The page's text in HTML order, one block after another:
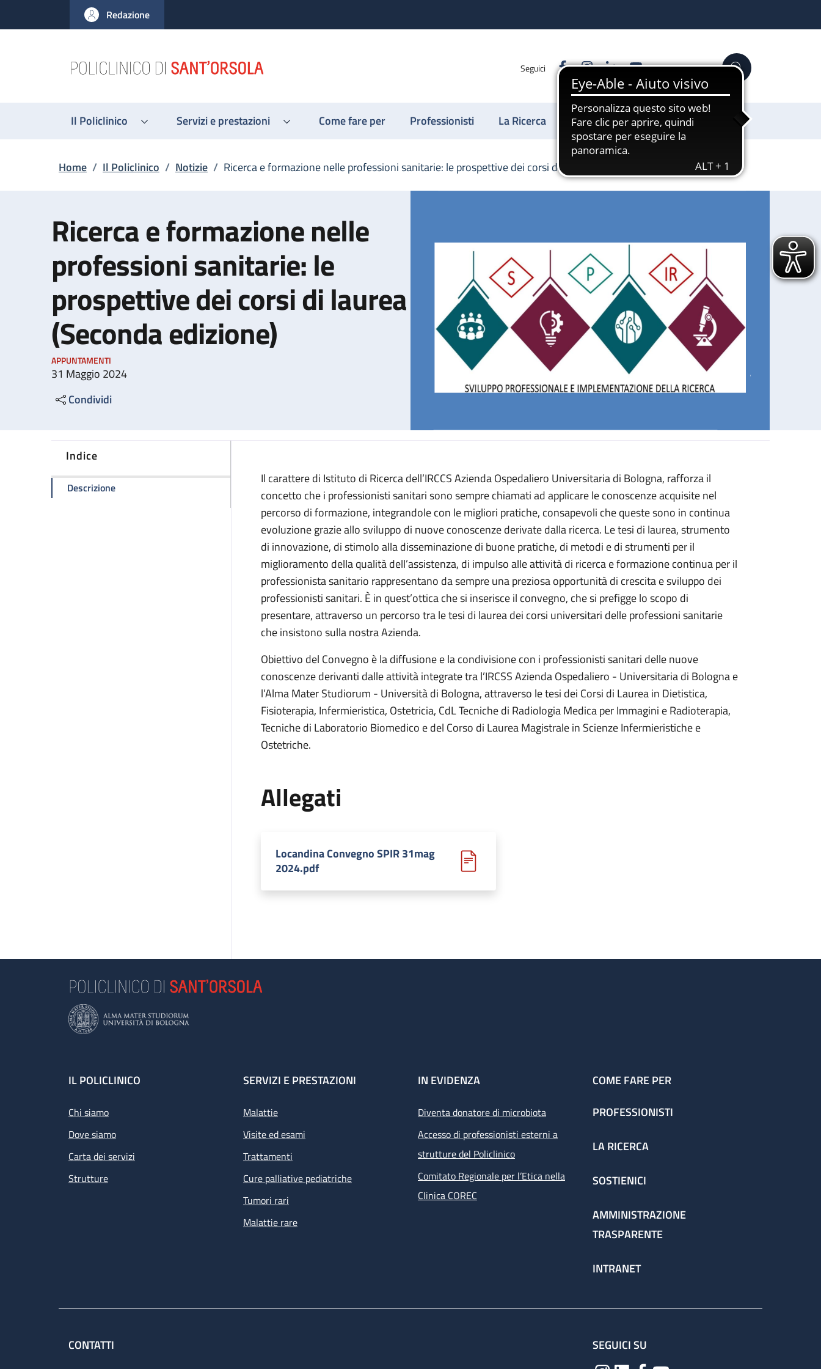
al contenuto principale
to footer content
Redazione
Seguici FacebookInstagram
LinkedinYouTube Cerca
Il Policlinico Servizi e prestazioni Come fare per Professionisti La Ricerca Sostienici
Briciole di pane
Home / Il Policlinico / Notizie / Ricerca e formazione nelle professioni sanitarie: le prospettive dei corsi di laurea (Seconda edizione)
Ricerca e formazione nelle
professioni sanitarie: le
prospettive dei corsi di laurea
(Seconda edizione)
APPUNTAMENTI
31 Maggio 2024
Condividi
Indice
Descrizionedella pagina Ricerca e formazione nelle professioni sanitarie: le prospettive dei corsi di laurea (Seconda edizione)
Il carattere di Istituto di Ricerca dell’IRCCS Azienda Ospedaliero Universitaria di Bologna, rafforza il
concetto che i professionisti sanitari sono sempre chiamati ad applicare le conoscenze acquisite nel
percorso di formazione, integrandole con le migliori pratiche, consapevoli che queste sono in continua
evoluzione grazie allo sviluppo di nuove conoscenze derivate dalla ricerca. Le tesi di laurea, strumento
di innovazione, di stimolo alla disseminazione di buone pratiche, di metodi e di strumenti per il
miglioramento della qualità dell’assistenza, di impulso alle attività di ricerca e formazione continua per il
professionista sanitario rappresentano da sempre una preziosa opportunità di crescita e sviluppo dei
professionisti sanitari. È in quest’ottica che si inserisce il convegno, che si prefigge lo scopo di
presentare, attraverso un percorso tra le tesi di laurea dei corsi universitari delle professioni sanitarie
che insistono sulla nostra Azienda.
Obiettivo del Convegno è la diffusione e la condivisione con i professionisti sanitari delle nuove
conoscenze derivanti dalle attività integrate tra l’IRCSS Azienda Ospedaliero - Universitaria di Bologna e
l’Alma Mater Studiorum - Università di Bologna, attraverso le tesi dei Corsi di Laurea in Dietistica,
Fisioterapia, Infermieristica, Ostetricia, CdL Tecniche di Radiologia Medica per Immagini e Radioterapia,
Tecniche di Laboratorio Biomedico e del Corso di Laurea Magistrale in Scienze Infermieristiche e
Ostetriche.
Allegati
Locandina Convegno SPIR 31mag
2024.pdf
Footer
IL POLICLINICO
Chi siamo
Dove siamo
Carta dei servizi
Strutture
SERVIZI E PRESTAZIONI
Malattie
Visite ed esami
Trattamenti
Cure palliative pediatriche
Tumori rari
Malattie rare
IN EVIDENZA
Diventa donatore di microbiota
Accesso di professionisti esterni a
strutture del Policlinico
Comitato Regionale per l’Etica nella
Clinica COREC
COME FARE PER
PROFESSIONISTI
LA RICERCA
SOSTIENICI
AMMINISTRAZIONE
TRASPARENTE
INTRANET
CONTATTI SEGUICI SU